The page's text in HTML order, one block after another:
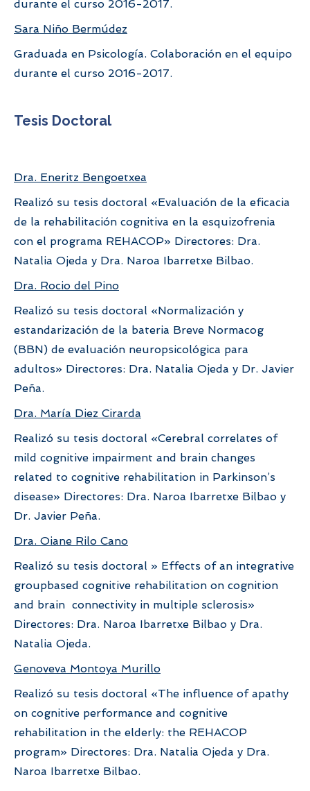
durante el curso 2016-2017.
Sara Niño Bermúdez
Graduada en Psicología. Colaboración en el equipo
durante el curso 2016-2017.
Tesis Doctoral
Dra. Eneritz Bengoetxea
Realizó su tesis doctoral «Evaluación de la eficacia
de la rehabilitación cognitiva en la esquizofrenia
con el programa REHACOP» Directores: Dra.
Natalia Ojeda y Dra. Naroa Ibarretxe Bilbao.
Dra. Rocio del Pino
Realizó su tesis doctoral «Normalización y
estandarización de la bateria Breve Normacog
(BBN) de evaluación neuropsicológica para
adultos» Directores: Dra. Natalia Ojeda y Dr. Javier
Peña.
Dra. María Diez Cirarda
Realizó su tesis doctoral «Cerebral correlates of
mild cognitive impairment and brain changes
related to cognitive rehabilitation in Parkinson’s
disease» Directores: Dra. Naroa Ibarretxe Bilbao y
Dr. Javier Peña.
Dra. Oiane Rilo Cano
Realizó su tesis doctoral » Effects of an integrative
groupbased cognitive rehabilitation on cognition
and brain connectivity in multiple sclerosis»
Directores: Dra. Naroa Ibarretxe Bilbao y Dra.
Natalia Ojeda.
Genoveva Montoya Murillo
Realizó su tesis doctoral «The influence of apathy
on cognitive performance and cognitive
rehabilitation in the elderly: the REHACOP
program» Directores: Dra. Natalia Ojeda y Dra.
Naroa Ibarretxe Bilbao.